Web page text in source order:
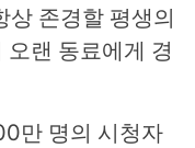
상 존경할 평생의
랜 동료에게 경
만 명의 시청자